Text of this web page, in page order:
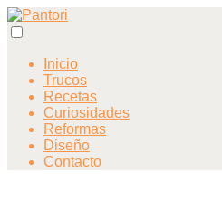
Inicio
Trucos
Recetas
Curiosidades
Reformas
Diseño
Contacto